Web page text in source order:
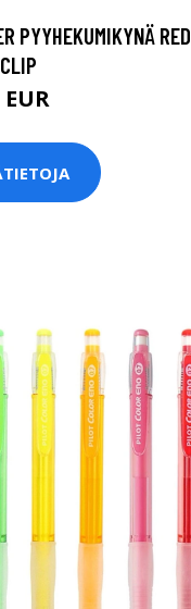
PYYHEKUMIKYNÄ RED
CLIP
EUR